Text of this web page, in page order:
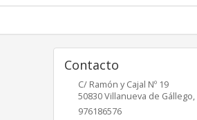
Contacto
C/ Ramón y Cajal Nº 19
50830Villanueva de Gállego,
976186576